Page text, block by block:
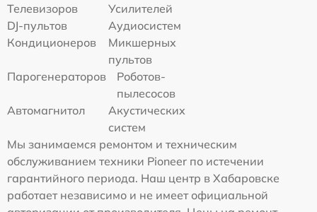
Телевизоров
Усилителей
DJ-пультов
Аудиосистем
Кондиционеров
Микшерных
пультов
Парогенераторов
Роботов-
пылесосов
Автомагнитол
Акустических
систем
Мы занимаемся ремонтом и техническим
обслуживанием техники Pioneer по истечении
гарантийного периода. Наш центр в Хабаровске
работает независимо и не имеет официальной